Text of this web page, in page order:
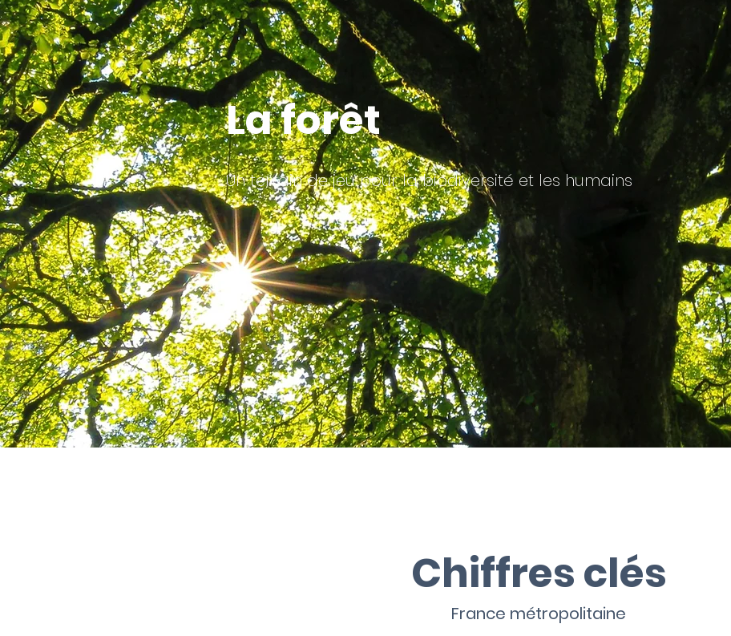
La forêt
Un terrain de jeu pour la biodiversité et les humains
Chiffres clés
France métropolitaine